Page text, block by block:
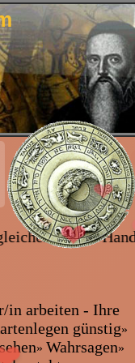
❤
❤
gleicher
Bewerbung
in arbeiten - Ihre
günstig»
» Wahrsagen»